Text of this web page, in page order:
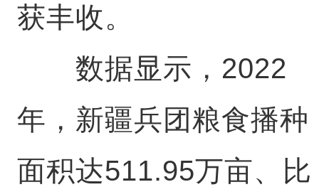
获丰收。
数据显示，2022
年，新疆兵团粮食播种
面积达511.95万亩、比